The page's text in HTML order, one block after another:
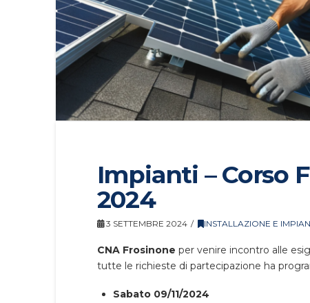
Impianti – Corso
2024
3 SETTEMBRE 2024 INSTALLAZIONE E
CNA Frosinone per venire incontro alle
tutte le richieste di partecipazione ha
Sabato 09/11/2024